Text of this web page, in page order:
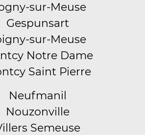
sur-Meuse
Gespunsart
sur-Meuse
Notre Dame
Saint Pierre
Neufmanil
Nouzonville
Semeuse